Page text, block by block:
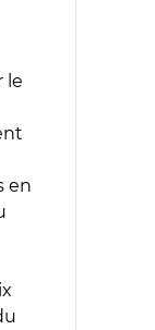
le
en